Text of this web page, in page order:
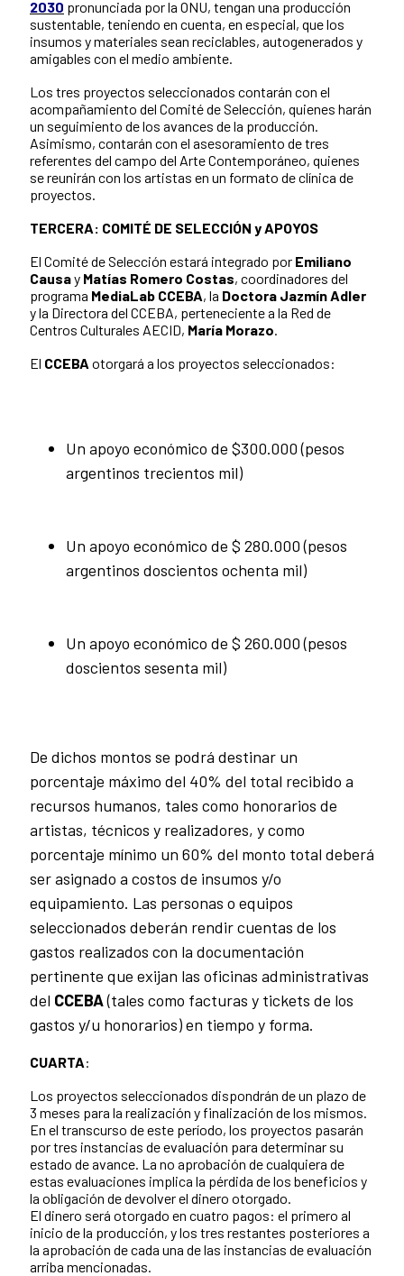
2030 pronunciada por la ONU, tengan una producción
sustentable, teniendo en cuenta, en especial, que los
insumos y materiales sean reciclables, autogenerados y
amigables con el medio ambiente.
Los tres proyectos seleccionados contarán con el
acompañamiento del Comité de Selección, quienes harán
un seguimiento de los avances de la producción.
Asimismo, contarán con el asesoramiento de tres
referentes del campo del Arte Contemporáneo, quienes
se reunirán con los artistas en un formato de clínica de
proyectos.
TERCERA: COMITÉ DE SELECCIÓN y APOYOS
El Comité de Selección estará integrado por Emiliano
Causay Matías Romero Costas, coordinadores del
programa MediaLab CCEBA, la Doctora Jazmín Adler
y la Directora del CCEBA, perteneciente a la Red de
Centros Culturales AECID, María Morazo
El CCEBA otorgará a los proyectos seleccionados:
Un apoyo económico de $300.000 (pesos
argentinos trecientos mil)
Un apoyo económico de $ 280.000 (pesos
argentinos doscientos ochenta mil)
Un apoyo económico de $ 260.000 (pesos
doscientos sesenta mil)
De dichos montos se podrá destinar un
porcentaje máximo del 40% del total recibido a
recursos humanos, tales como honorarios de
artistas, técnicos y realizadores, y como
porcentaje mínimo un 60% del monto total deberá
ser asignado a costos de insumos y/o
equipamiento. Las personas o equipos
seleccionados deberán rendir cuentas de los
gastos realizados con la documentación
pertinente que exijan las oficinas administrativas
del CCEBA(tales como facturas y tickets de los
gastos y/u honorarios) en tiempo y forma.
CUARTA:
Los proyectos seleccionados dispondrán de un plazo de
3 meses para la realización y finalización de los mismos.
En el transcurso de este período, los proyectos pasarán
por tres instancias de evaluación para determinar su
estado de avance. La no aprobación de cualquiera de
estas evaluaciones implica la pérdida de los beneficios y
la obligación de devolver el dinero otorgado.
El dinero será otorgado en cuatro pagos: el primero al
inicio de la producción, y los tres restantes posteriores a
la aprobación de cada una de las instancias de evaluación
arriba mencionadas.